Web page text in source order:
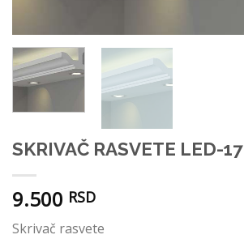
SKRIVAČ RASVETE LED-17
9.500 RSD
Skrivač rasvete